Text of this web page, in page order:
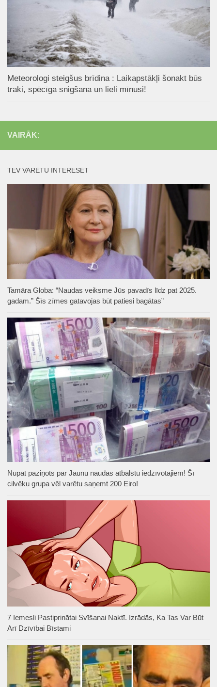
Meteorologi steigšus brīdina : Laikapstākļi šonakt būs
traki, spēcīga snigšana un lieli mīnusi!
VAIRĀK:
TEV VARĒTU INTERESĒT
Tamāra Globa: “Naudas veiksme Jūs pavadīs līdz pat 2025.
gadam.” Šīs zīmes gatavojas būt patiesi bagātas”
Nupat paziņots par Jaunu naudas atbalstu iedzīvotājiem! Šī
cilvēku grupa vēl varētu saņemt 200 Eiro!
7 Iemesli Pastiprinātai Svīšanai Naktī. Izrādās, Ka Tas Var Būt
Arī Dzīvībai Bīstami